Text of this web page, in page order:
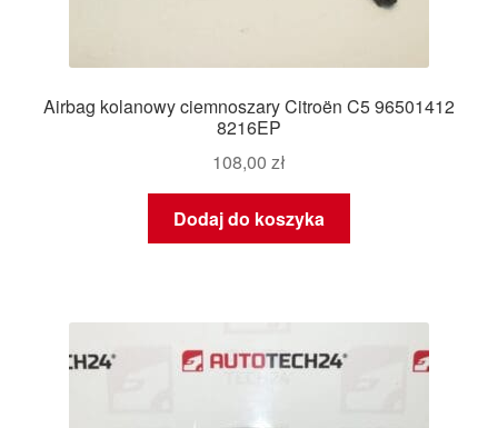
Airbag kolanowy ciemnoszary Citroën C5 96501412
8216EP
108,00 zł
Dodaj do koszyka